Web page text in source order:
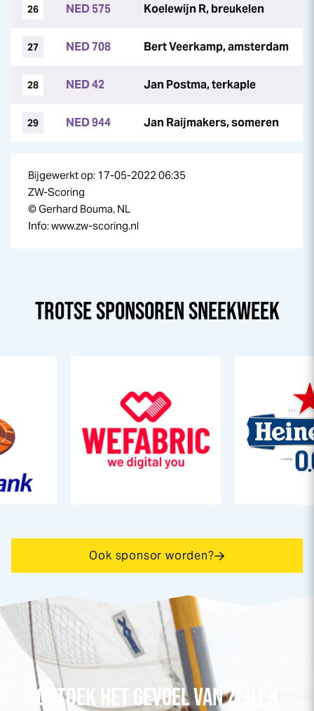
26 NED 575 Koelewijn R, breukelen
27 NED 708 Bert Veerkamp, amsterdam
28 NED 42 Jan Postma, terkaple
29 NED 944 Jan Raijmakers, someren
Bijgewerkt op: 17-05-2022 06:35
ZW-Scoring
© Gerhard Bouma, NL
Info: www.zw-scoring.nl
TROTSE SPONSORENSNEEKWEEK
Ook sponsor worden?
ONTDEK HET GEVOEL VAN ZEILEN